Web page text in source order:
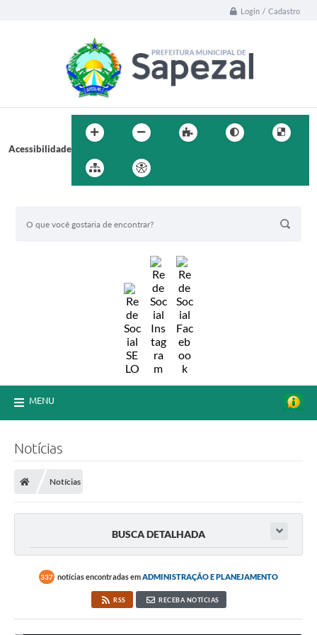
Login / Cadastro
Acessibilidade
MENU
Notícias
Notícias
BUSCA DETALHADA
337 notícias encontradas emADMINISTRAÇÃO E PLANEJAMENTO
RSS RECEBA NOTÍCIAS